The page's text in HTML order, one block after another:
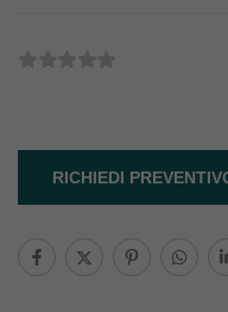
RICHIEDI